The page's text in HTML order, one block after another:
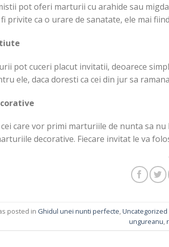
pot oferi marturii cu arahide sau
privite ca o urare de sanatate, ele mai
pot cuceri placut invitatii, deoarece
ele, daca doresti ca cei din jur sa
cei care vor primi marturiile de nunta sa
decorative. Fiecare invitat le va
posted in Ghidul unei nunti perfecte,Uncategorized
ungureanu,